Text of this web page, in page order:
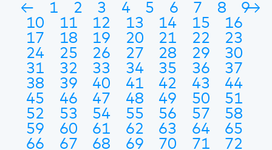
← 1 2 3 4 5 6 7 8
9
10
11 12 13 14 15
16
17
18 19 20 21 22
23
24
25 26 27 28 29
30
31
32 33 34 35 36
37
38
39 40 41 42 43
44
45
46 47 48 49 50
51
52
53 54 55 56 57
58
59
60 61 62 63 64
65
66
67 68 69 70 71
72
→